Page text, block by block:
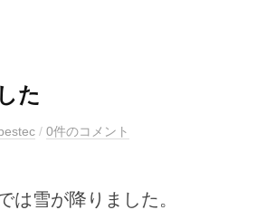
た
bestec / 0件のコメント
は雪が降りました。